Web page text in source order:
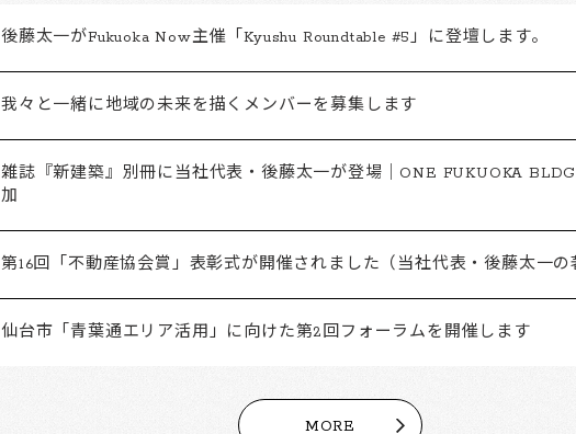
後藤太一がFukuoka Now主催「Kyushu Roundtable #5」に登壇します。
我々と一緒に地域の未来を描くメンバーを募集します
雑誌『新建築』別冊に当社代表・後藤太一が登場｜ONE FUKUOKA
加
第16回「不動産協会賞」表彰式が開催されました（当社代表・後藤太一の
仙台市「青葉通エリア活用」に向けた第2回フォーラムを開催します
MORE